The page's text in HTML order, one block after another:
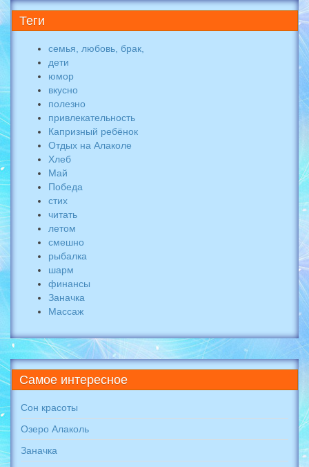
Теги
семья, любовь, брак,
дети
юмор
вкусно
полезно
привлекательность
Капризный ребёнок
Отдых на Алаколе
Хлеб
Май
Победа
стих
читать
летом
смешно
рыбалка
шарм
финансы
Заначка
Массаж
Самое интересное
Сон красоты
Озеро Алаколь
Заначка